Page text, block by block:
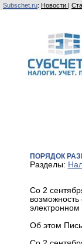
Subschet.ru: Новости |
ПОРЯДОК
Разделы:
Со 2
электронном
Об этом